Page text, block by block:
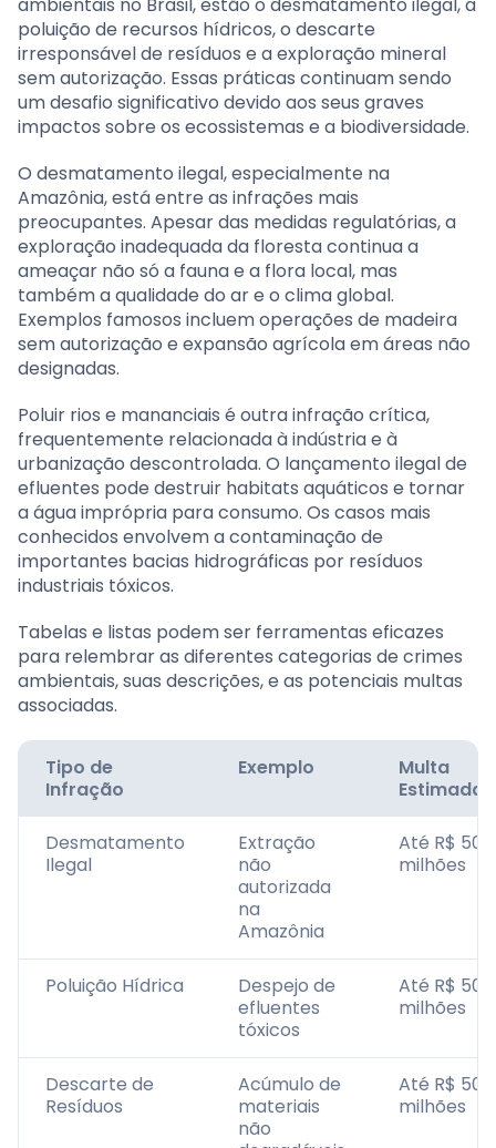
poluição de recursos hídricos, o descarte
irresponsável de resíduos e a exploração mineral
sem autorização. Essas práticas continuam sendo
um desafio significativo devido aos seus graves
impactos sobre os ecossistemas e a biodiversidade.
O desmatamento ilegal, especialmente na
Amazônia, está entre as infrações mais
preocupantes. Apesar das medidas regulatórias, a
exploração inadequada da floresta continua a
ameaçar não só a fauna e a flora local, mas
também a qualidade do ar e o clima global.
Exemplos famosos incluem operações de madeira
sem autorização e expansão agrícola em áreas não
designadas.
Poluir rios e mananciais é outra infração crítica,
frequentemente relacionada à indústria e à
urbanização descontrolada. O lançamento ilegal de
efluentes pode destruir habitats aquáticos e tornar
a água imprópria para consumo. Os casos mais
conhecidos envolvem a contaminação de
importantes bacias hidrográficas por resíduos
industriais tóxicos.
Tabelas e listas podem ser ferramentas eficazes
para relembrar as diferentes categorias de crimes
ambientais, suas descrições, e as potenciais multas
associadas.
Tipo de
Infração
Exemplo
Multa
Estimada
Desmatamento
Ilegal
Extração
não
autorizada
na
Amazônia
Até R$ 50
milhões
Poluição Hídrica
Despejo de
efluentes
tóxicos
Até R$ 50
milhões
Descarte de
Resíduos
Acúmulo de
materiais
não
Até R$ 50
milhões